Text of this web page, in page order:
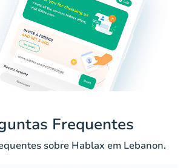
Frequentes
sobre Hablax em Lebanon.